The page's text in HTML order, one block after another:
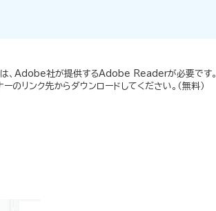
、Adobe社が提供するAdobe Readerが必要です。
リンク先からダウンロードしてください。（無料）